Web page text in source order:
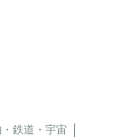
鉄道・宇宙